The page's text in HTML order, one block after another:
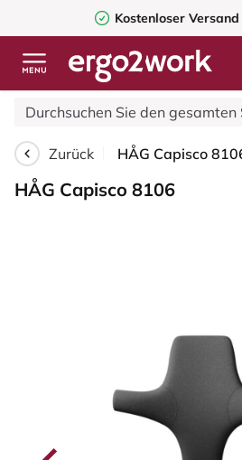
Kostenloser Versand
Zurück
HÅG Capisco 8106